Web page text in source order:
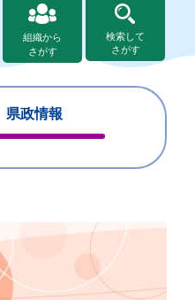
組織から
さがす
検索して
さがす
県政情報